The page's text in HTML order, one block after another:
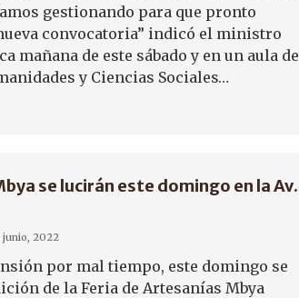
gestionando para que pronto
convocatoria” indicó el ministro
mañana de este sábado y en un aula de
y Ciencias Sociales…
se lucirán este domingo en la Av.
junio, 2022
por mal tiempo, este domingo se
de la Feria de Artesanías Mbya